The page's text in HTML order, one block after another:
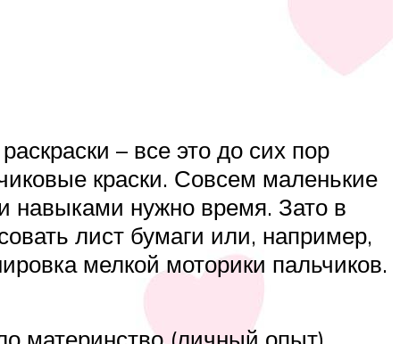
– все это до сих пор
краски. Совсем маленькие
навыками нужно время. Зато в
лист бумаги или, например,
мелкой моторики пальчиков.
материнство (личный опыт)